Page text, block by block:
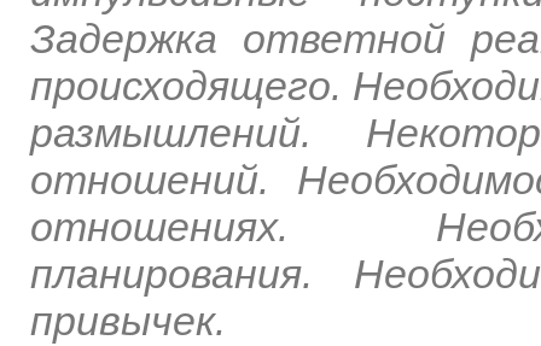
Задержка ответной
происходящего.
размышлений.
отношений.
отношениях.
планирования.
привычек.